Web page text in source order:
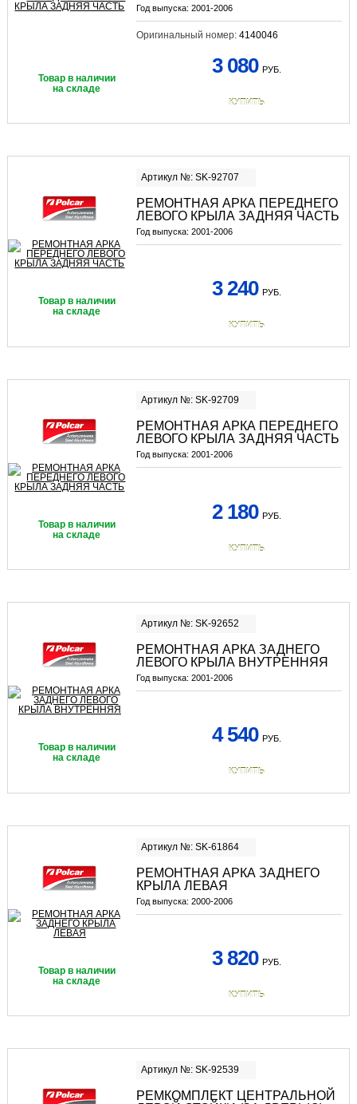
Год выпуска: 2001-2006
Оригинальный номер: 4140046
Товар в наличии
на складе
3 080 РУБ.
КУПИТЬ
Артикул №: SK-92707
РЕМОНТНАЯ АРКА ПЕРЕДНЕГО
ЛЕВОГО КРЫЛА ЗАДНЯЯ ЧАСТЬ
Год выпуска: 2001-2006
Товар в наличии
на складе
3 240 РУБ.
КУПИТЬ
Артикул №: SK-92709
РЕМОНТНАЯ АРКА ПЕРЕДНЕГО
ЛЕВОГО КРЫЛА ЗАДНЯЯ ЧАСТЬ
Год выпуска: 2001-2006
Товар в наличии
на складе
2 180 РУБ.
КУПИТЬ
Артикул №: SK-92652
РЕМОНТНАЯ АРКА ЗАДНЕГО
ЛЕВОГО КРЫЛА ВНУТРЕННЯЯ
Год выпуска: 2001-2006
Товар в наличии
на складе
4 540 РУБ.
КУПИТЬ
Артикул №: SK-61864
РЕМОНТНАЯ АРКА ЗАДНЕГО
КРЫЛА ЛЕВАЯ
Год выпуска: 2000-2006
Товар в наличии
на складе
3 820 РУБ.
КУПИТЬ
Артикул №: SK-92539
РЕМКОМПЛЕКТ ЦЕНТРАЛЬНОЙ